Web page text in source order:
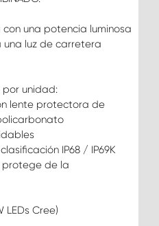
con una potencia luminosa
luz de carretera
unidad:
lente protectora de
IP68 / IP69K
de la
LEDs Cree)